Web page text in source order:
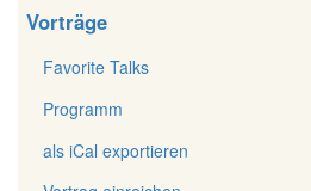
Vorträge
Favorite Talks
Programm
als iCal exportieren